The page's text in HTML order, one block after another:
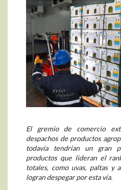
El gremio de comercio
despachos de productos
todavía tendrían un gran
productos que lideran el
totales, como uvas, paltas y
logran despegar por esta vía.